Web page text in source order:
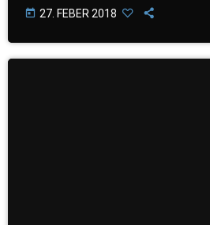
today 27. FEBER 2018